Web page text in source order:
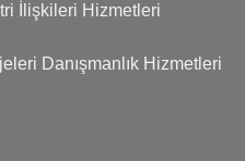
İlişkileri Hizmetleri
Danışmanlık Hizmetleri